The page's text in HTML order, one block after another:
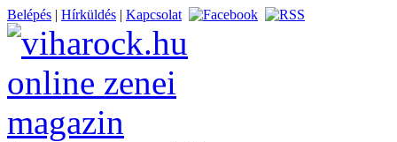
Belépés | Hírküldés | Kapcsolat